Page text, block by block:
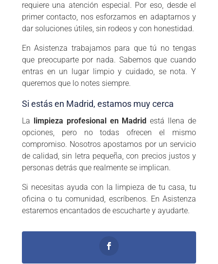
requiere una atención especial. Por eso, desde el
primer contacto, nos esforzamos en adaptarnos y
dar soluciones útiles, sin rodeos y con honestidad.
En Asistenza trabajamos para que tú no tengas
que preocuparte por nada. Sabemos que cuando
entras en un lugar limpio y cuidado, se nota. Y
queremos que lo notes siempre.
Si estás en Madrid, estamos muy cerca
La limpieza profesional en Madrid está llena de
opciones, pero no todas ofrecen el mismo
compromiso. Nosotros apostamos por un servicio
de calidad, sin letra pequeña, con precios justos y
personas detrás que realmente se implican.
Si necesitas ayuda con la limpieza de tu casa, tu
oficina o tu comunidad, escríbenos. En Asistenza
estaremos encantados de escucharte y ayudarte.